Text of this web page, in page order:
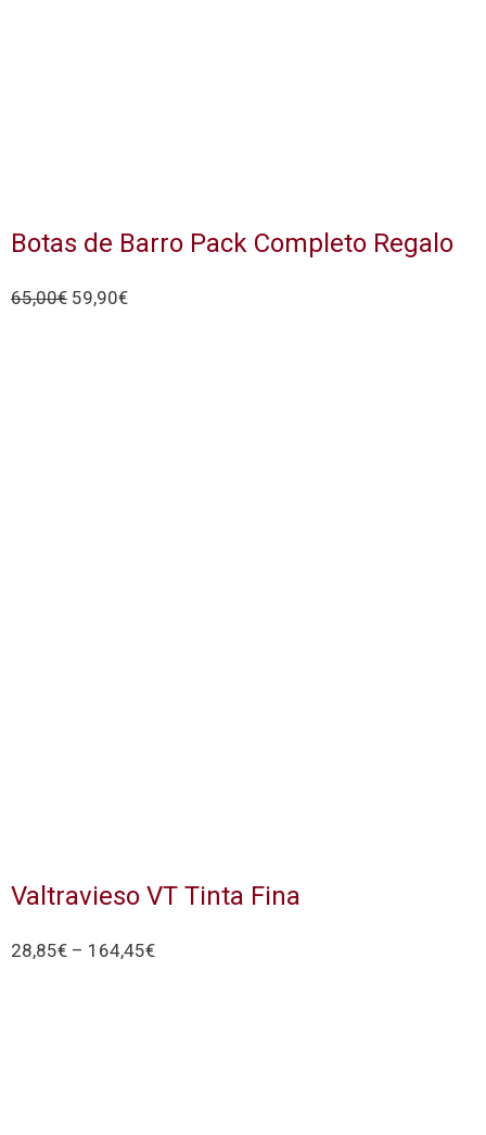
Botas de Barro Pack Completo Regalo
65,00€ 59,90€
Valtravieso VT Tinta Fina
28,85€ – 164,45€